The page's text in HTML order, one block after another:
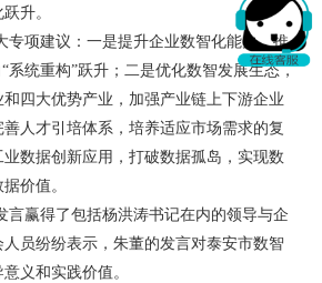
升。
项建议：一是提升企业数智化能力，推
系统重构”跃升；二是优化数智发展生态，
四大优势产业，加强产业链上下游企业
人才引培体系，培养适应市场需求的复
数据创新应用，打破数据孤岛，实现数
价值。
赢得了包括杨洪涛书记在内的领导与企
员纷纷表示，朱董的发言对泰安市数智
义和实践价值。